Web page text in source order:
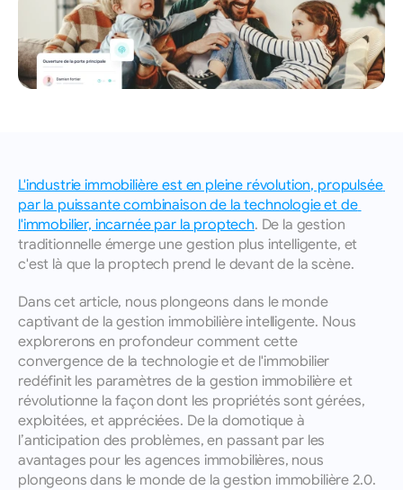
autonomes
Suivez vos prospects et concluez plus
rapidement grâce à des suivis automatisés et
sans aucune occasion manquée.
CRM pour les équipes immobilières
Synchronisation d’équipe simplifiée — leads en
Prenez rendez-vous pour une séance de
formation avec un membre de notre équipe.
Contact
Communiquez avec notre équipe pour des
démonstrations, du soutien ou des questions.
Français
L'industrie immobilière est en pleine révolution, propulsée
par la puissante combinaison de la technologie et de
l'immobilier, incarnée par la proptech. De la gestion
traditionnelle émerge une gestion plus intelligente, et
c'est là que la proptech prend le devant de la scène.
Dans cet article, nous plongeons dans le monde
captivant de la gestion immobilière intelligente. Nous
explorerons en profondeur comment cette
convergence de la technologie et de l'immobilier
redéfinit les paramètres de la gestion immobilière et
révolutionne la façon dont les propriétés sont gérées,
exploitées, et appréciées. De la domotique à
l’anticipation des problèmes, en passant par les
avantages pour les agences immobilières, nous
plongeons dans le monde de la gestion immobilière 2.0.